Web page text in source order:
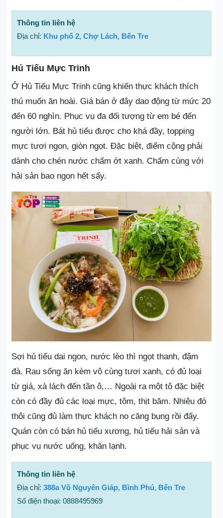
Thông tin liên hệ
Địa chỉ: Khu phố 2, Chợ Lách, Bến Tre
Hủ Tiếu Mực Trinh
Ở Hủ Tiếu Mực Trinh cũng khiến thực khách thích
thú muốn ăn hoài. Giá bán ở đây dao động từ mức 20
đến 60 nghìn. Phục vụ đa đối tượng từ em bé đến
người lớn. Bát hủ tiếu được cho khá đầy, topping
mực tươi ngon, giòn ngọt. Đặc biệt, điểm cộng phải
dành cho chén nước chấm ớt xanh. Chấm cùng với
hải sản bao ngon hết sẩy.
Sợi hủ tiếu dai ngon, nước lèo thì ngọt thanh, đậm
đà. Rau sống ăn kèm vô cùng tươi xanh, có đủ loại
từ giá, xà lách đến tần ô,… Ngoài ra một tô đặc biệt
còn có đầy đủ các loại mực, tôm, thịt băm. Nhiêu đó
thôi cũng đủ làm thực khách no căng bụng rồi đấy.
Quán còn có bán hủ tiếu xương, hủ tiếu hải sản và
phục vụ nước uống, khăn lạnh.
Thông tin liên hệ
Địa chỉ: 388a Võ Nguyên Giáp, Bình Phú, Bến Tre
Số điện thoại: 0888495969